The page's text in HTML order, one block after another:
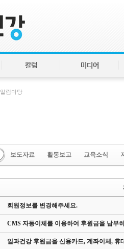
칼럼 미디어
알림마당
보도자료 활동보고 교육소식
회원정보를 변경해주세요.
CMS 자동이체를 이용하여 후원금을 납부
일과건강 후원금을 신용카드, 계좌이체, 휴